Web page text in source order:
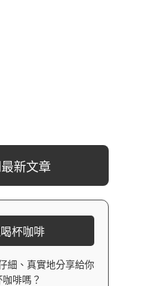
新文章
杯咖啡
細、真實地分享給你
啡嗎？